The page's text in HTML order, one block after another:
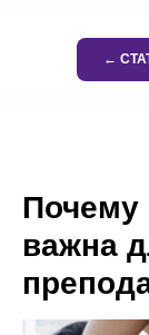
←
Почему
важна